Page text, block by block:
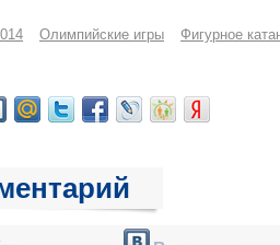
Олимпийские игры Фигурное